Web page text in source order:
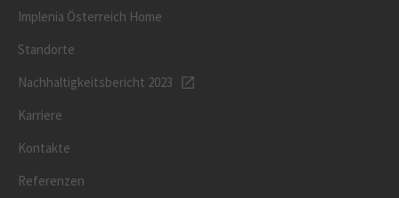
Implenia Österreich Home
Standorte
Nachhaltigkeitsbericht 2023
Karriere
Kontakte
Referenzen